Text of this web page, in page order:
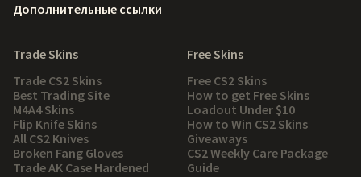
Дополнительные ссылки
Trade Skins
Trade CS2 Skins
Best Trading Site
M4A4 Skins
Flip Knife Skins
All CS2 Knives
Broken Fang Gloves
Trade AK Case Hardened
Free Skins
Free CS2 Skins
How to get Free Skins
Loadout Under $10
How to Win CS2 Skins
Giveaways
CS2 Weekly Care Package
Guide